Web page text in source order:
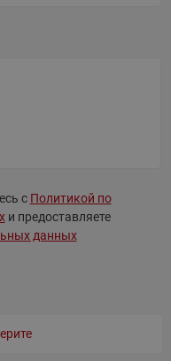
с Политикой по
и предоставляете
данных